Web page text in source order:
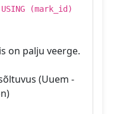
(mark_id)
on palju veerge.
(Uuem -